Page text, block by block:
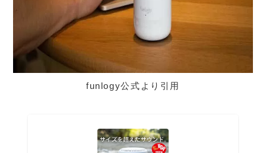
funlogy公式より引用